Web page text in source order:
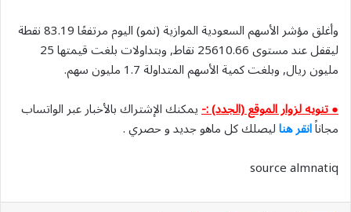
وأغلق مؤشر الأسهم السعودية الموازية (نمو) اليوم مرتفعًا 83.19 نقطة
ليقفل عند مستوى 25610.66 نقاط, وبتداولات بلغت قيمتها 25
مليون ريال, وبلغت كمية الأسهم المتداولة 1.7 مليون سهم.
● تنويه لزوار الموقع (الجدد) :-يمكنك الإشتراك بالأخبار عبر الواتساب
مجاناًانقر هناليصلك كل ماهو جديد و حصري .
source almnatiq